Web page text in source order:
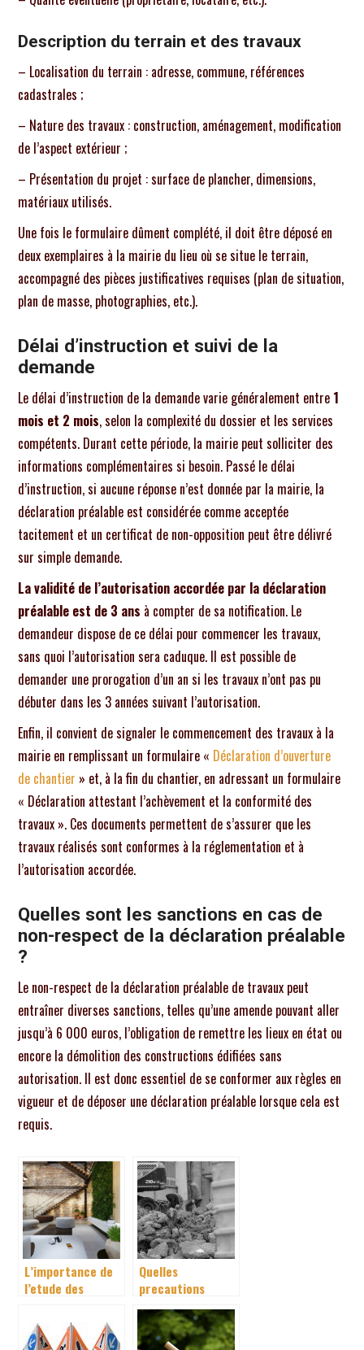
Description du terrain et des travaux
– Localisation du terrain : adresse, commune, références
cadastrales ;
– Nature des travaux : construction, aménagement, modification
de l’aspect extérieur ;
– Présentation du projet : surface de plancher, dimensions,
matériaux utilisés.
Une fois le formulaire dûment complété, il doit être déposé en
deux exemplaires à la mairie du lieu où se situe le terrain,
accompagné des pièces justificatives requises (plan de situation,
plan de masse, photographies, etc.).
Délai d’instruction et suivi de la
demande
Le délai d’instruction de la demande varie généralement entre 1
mois et 2 mois, selon la complexité du dossier et les services
compétents. Durant cette période, la mairie peut solliciter des
informations complémentaires si besoin. Passé le délai
d’instruction, si aucune réponse n’est donnée par la mairie, la
déclaration préalable est considérée comme acceptée
tacitement et un certificat de non-opposition peut être délivré
sur simple demande.
La validité de l’autorisation accordée par la déclaration
préalable est de 3 ans à compter de sa notification. Le
demandeur dispose de ce délai pour commencer les travaux,
sans quoi l’autorisation sera caduque. Il est possible de
demander une prorogation d’un an si les travaux n’ont pas pu
débuter dans les 3 années suivant l’autorisation.
Enfin, il convient de signaler le commencement des travaux à la
mairie en remplissant un formulaire « Déclaration d’ouverture
de chantier » et, à la fin du chantier, en adressant un formulaire
« Déclaration attestant l’achèvement et la conformité des
travaux ». Ces documents permettent de s’assurer que les
travaux réalisés sont conformes à la réglementation et à
l’autorisation accordée.
Quelles sont les sanctions en cas de
non-respect de la déclaration préalable
?
Le non-respect de la déclaration préalable de travaux peut
entraîner diverses sanctions, telles qu’une amende pouvant aller
jusqu’à 6 000 euros, l’obligation de remettre les lieux en état ou
encore la démolition des constructions édifiées sans
autorisation. Il est donc essentiel de se conformer aux règles en
vigueur et de déposer une déclaration préalable lorsque cela est
requis.
L’importance de
l’etude des
beton dans la
construction
Quelles
precautions
avant de casser
un mur porteur ?